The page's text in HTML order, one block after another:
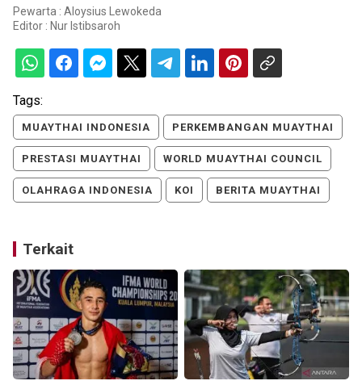
Pewarta : Aloysius Lewokeda
Editor : Nur Istibsaroh
Tags:
MUAYTHAI INDONESIA PERKEMBANGAN MUAYTHAI
PRESTASI MUAYTHAI WORLD MUAYTHAI COUNCIL
OLAHRAGA INDONESIA KOI BERITA MUAYTHAI
Terkait